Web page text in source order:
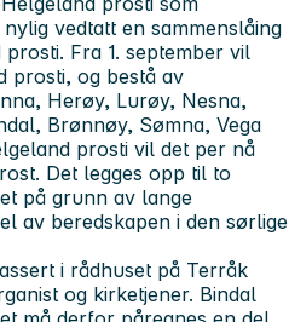
vedtatt en sammenslåing
Fra 1. september vil
prosti, og bestå av
Herøy, Lurøy, Nesna,
Brønnøy, Sømna, Vega
prosti vil det per nå
Det legges opp til to
på grunn av lange
av beredskapen i den sørlige
i rådhuset på Terråk
og kirketjener. Bindal